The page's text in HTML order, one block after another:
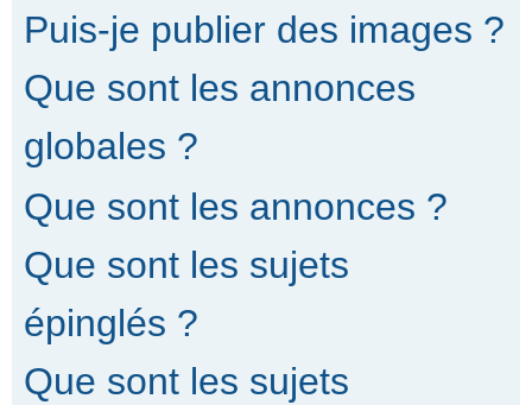
Puis-je publier des images ?
Que sont les annonces
globales ?
Que sont les annonces ?
Que sont les sujets
épinglés ?
Que sont les sujets